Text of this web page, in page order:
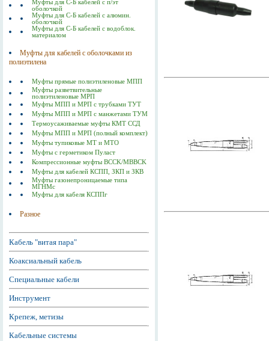
Муфты для С-Б кабелей с п/эт
оболочкой
Муфты для С-Б кабелей с алюмин.
оболочкой
Муфты для С-Б кабелей с водоблок.
материалом
Муфты для кабелей с оболочками из
полиэтилена
Муфты прямые полиэтиленовые МПП
Муфты разветвительные
полиэтиленовые МРП
Муфты МПП и МРП с трубками ТУТ
Муфты МПП и МРП с манжетами ТУМ
Термоусаживаемые муфты КМТ ССД
Муфты МПП и МРП (полный комплект)
Муфты тупиковые МТ и МТО
Муфты с герметиком Пуласт
Компрессионные муфты BCCK/MBBCK
Муфты для кабелей КСПП, ЗКП и ЗКВ
Муфты газонепроницаемые типа
МГНМс
Муфты для кабеля КСППг
Разное
Кабель "витая пара"
Коаксиальный кабель
Специальные кабели
Инструмент
Крепеж, метизы
Кабельные системы